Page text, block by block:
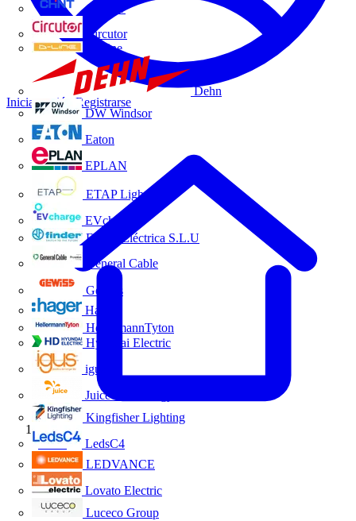
CHINT
Circutor
D-Line
Dehn
DW Windsor
Eaton
EPLAN
ETAP Lighting
EVcharge
Finder Eléctrica S.L.U
General Cable
Gewiss
Hager
HellermannTyton
Hyundai Electric
igus
Juice Technology
Kingfisher Lighting
LedsC4
LEDVANCE
Lovato Electric
Luceco Group
Iniciar sesión Registrarse
Inicio